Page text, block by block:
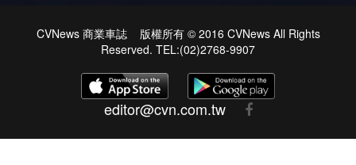
CVNews 商業車誌 版權所有 © 2016 CVNews All Rights
Reserved. TEL:(02)2768-9907
editor@cvn.com.tw